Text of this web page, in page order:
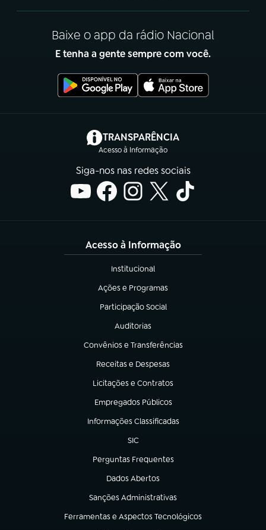
Baixe o app da rádio Nacional
E tenha a gente sempre com você.
TRANSPARÊNCIA
Acesso à Informação
(abre em nova aba)
Siga-nos nas redes sociais
Acesso à Informação
Institucional
(abre em nova aba)
Ações e Programas
(abre em nova aba)
Participação Social
(abre em nova aba)
Auditorias
(abre em nova aba)
Convênios e Transferências
(abre em nova aba)
Receitas e Despesas
(abre em nova aba)
Licitações e Contratos
(abre em nova aba)
Empregados Públicos
(abre em nova aba)
Informações Classificadas
(abre em nova aba)
SIC
(abre em nova aba)
Perguntas Frequentes
(abre em nova aba)
Dados Abertos
(abre em nova aba)
Sanções Administrativas
(abre em nova aba)
Ferramentas e Aspectos Tecnológicos
(abre em nova aba)